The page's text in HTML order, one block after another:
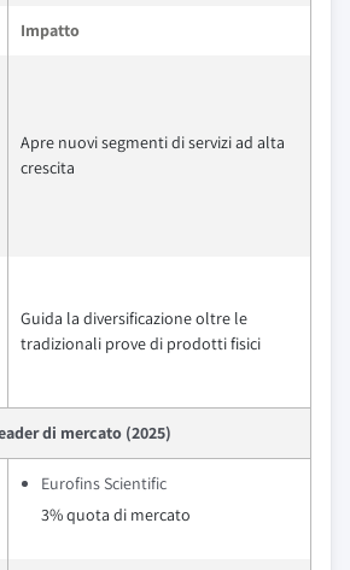
Impatto
Apre nuovi segmenti di servizi ad alta
crescita
Guida la diversificazione oltre le
tradizionali prove di prodotti fisici
di mercato (2025)
Eurofins Scientific
3% quota di mercato